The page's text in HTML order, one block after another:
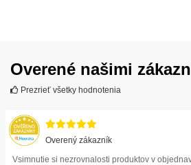
Overené našimi
Prezrieť všetky hodnotenia
Overený zákazník
Vsimnutie si nezrovnalosti produktov v